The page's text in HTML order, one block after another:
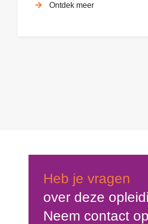
Ontdek meer
Heb je vragen
over deze
Neem contact op